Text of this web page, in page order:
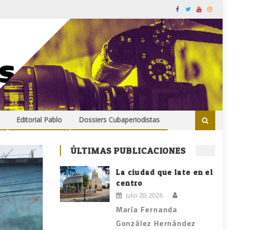
Editorial Pablo Dossiers Cubaperiodistas
ÚLTIMAS PUBLICACIONES
La ciudad que late en el
centro
julio 28, 2026
María Fernanda
González Hernández